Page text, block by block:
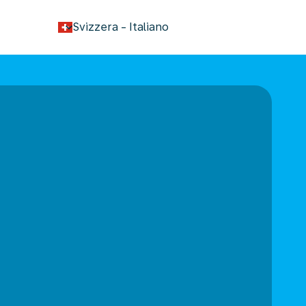
Svizzera - Italiano
keyboard_arrow_down